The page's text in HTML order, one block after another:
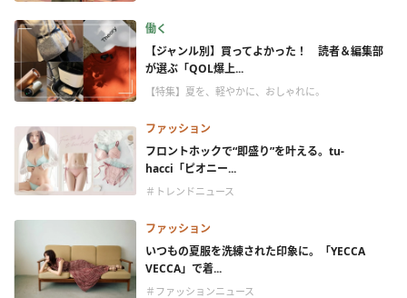
働く
【ジャンル別】買ってよかった！ 読者＆編集部
が選ぶ「QOL爆上...
【特集】夏を、軽やかに、おしゃれに。
ファッション
フロントホックで“即盛り”を叶える。tu-
hacci「ピオニー...
＃トレンドニュース
ファッション
いつもの夏服を洗練された印象に。「YECCA
VECCA」で着...
＃ファッションニュース